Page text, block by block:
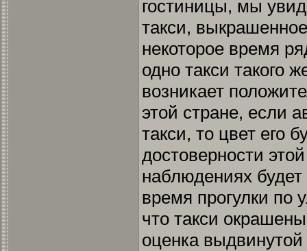
гостиницы, мы
такси,
некоторое время
одно такси такого
возникает
этой стране, если
такси, то цвет его
достоверности
наблюдениях
время прогулки по
что такси
оценка